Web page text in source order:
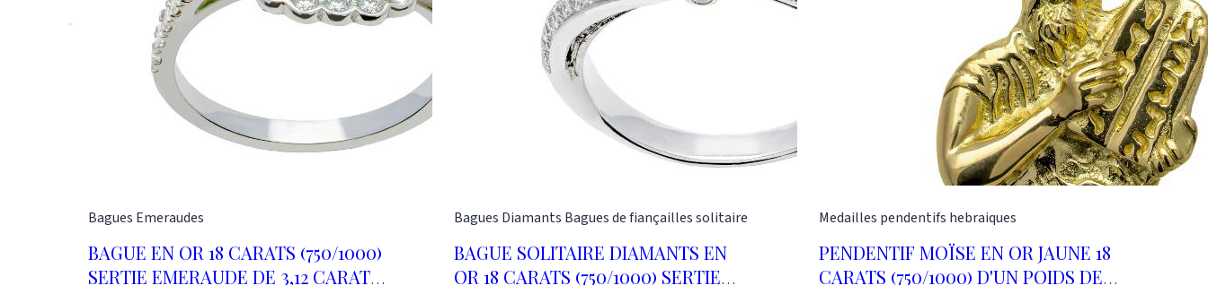
Paris Tel 01 48 87 76 90
Bagues Emeraudes
BAGUE EN OR 18 CARATS (750/1000)
SERTIE EMERAUDE DE 3,12 CARATS
Bagues Diamants Bagues de fiançailles solitaire
BAGUE SOLITAIRE DIAMANTS EN
OR 18 CARATS (750/1000) SERTIE
Medailles pendentifs hebraiques
PENDENTIF MOÏSE EN OR JAUNE 18
CARATS (750/1000) D'UN POIDS DE